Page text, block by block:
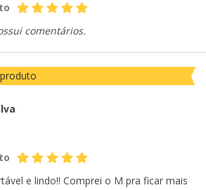
comentários.
e lindo!! Comprei o M pra ficar mais